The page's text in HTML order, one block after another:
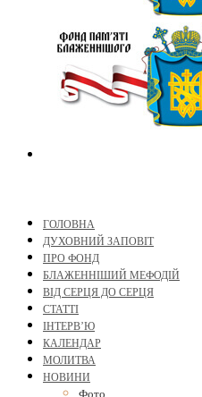
ГОЛОВНА
ДУХОВНИЙ ЗАПОВІТ
ПРО ФОНД
БЛАЖЕННІШИЙ МЕФОДІЙ
ВІД СЕРЦЯ ДО СЕРЦЯ
СТАТТІ
ІНТЕРВ’Ю
КАЛЕНДАР
МОЛИТВА
НОВИНИ
Фото